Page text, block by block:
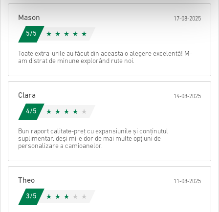
accesa codul tău.
Mason 17-08-2025
5/5
Toate extra-urile au făcut din aceasta o alegere excelentă! M-
am distrat de minune explorând rute noi.
Clara 14-08-2025
4/5
Bun raport calitate-preț cu expansiunile și conținutul
suplimentar, deși mi-e dor de mai multe opțiuni de
personalizare a camioanelor.
Theo 11-08-2025
3/5